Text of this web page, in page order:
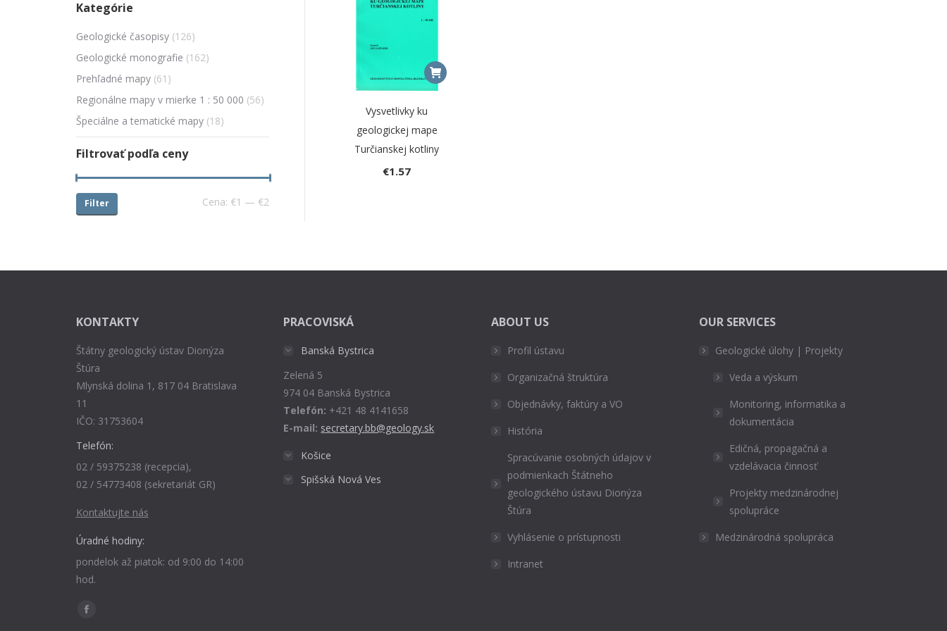
Vysvetlivky ku
geologickej mape
Turčianskej kotliny
€1.57
Kategórie
Geologické časopisy (126)
Geologické monografie (162)
Prehľadné mapy (61)
Regionálne mapy v mierke 1 : 50 000 (56)
Špeciálne a tematické mapy (18)
Filtrovať podľa ceny
Filter Cena: €1 — €2
KONTAKTY
Štátny geologický ústav Dionýza
Štúra
Mlynská dolina 1, 817 04 Bratislava
11
IČO: 31753604
Telefón:
02 / 59375238 (recepcia),
02 / 54773408 (sekretariát GR)
Kontaktujte nás
Úradné hodiny:
pondelok až piatok: od 9:00 do 14:00
hod.
Find us on:
Facebook
PRACOVISKÁ
Banská Bystrica
Zelená 5
974 04 Banská Bystrica
Telefón: +421 48 4141658
E-mail: secretary.bb@geology.sk
Košice
Spišská Nová Ves
ABOUT US
Profil ústavu
Organizačná štruktúra
Objednávky, faktúry a VO
História
Spracúvanie osobných údajov v
podmienkach Štátneho
geologického ústavu Dionýza
Štúra
Vyhlásenie o prístupnosti
Intranet
OUR SERVICES
Geologické úlohy | Projekty
Veda a výskum
Monitoring, informatika a
dokumentácia
Edičná, propagačná a
vzdelávacia činnosť
Projekty medzinárodnej
spolupráce
Medzinárodná spolupráca